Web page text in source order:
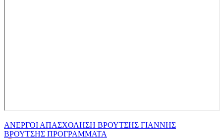
ΑΝΕΡΓΟΙ ΑΠΑΣΧΟΛΗΣΗ ΒΡΟΥΤΣΗΣ ΓΙΑΝΝΗΣ
ΒΡΟΥΤΣΗΣ ΠΡΟΓΡΑΜΜΑΤΑ